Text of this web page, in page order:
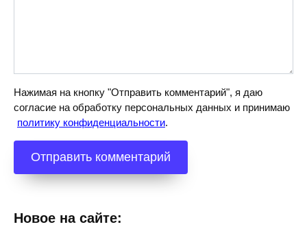
Нажимая на кнопку "Отправить комментарий", я даю
согласие на обработку персональных данных и принимаю
политику конфиденциальности.
Новое на сайте: